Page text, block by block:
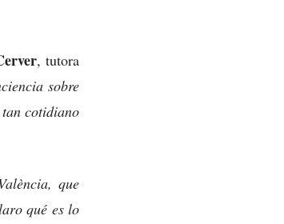
, tutora
sobre
cotidiano
que
qué es lo